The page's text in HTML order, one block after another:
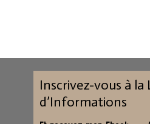
Inscrivez-vous à
d’Informations